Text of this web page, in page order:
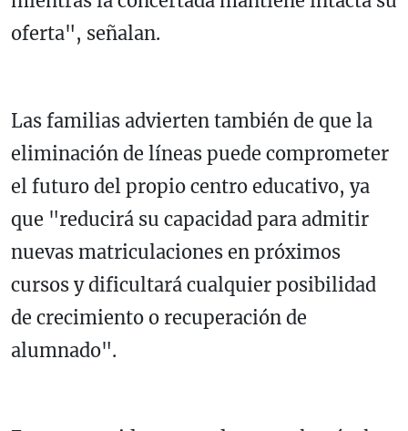
oferta", señalan.
Las familias advierten también de que la
eliminación de líneas puede comprometer
el futuro del propio centro educativo, ya
que "reducirá su capacidad para admitir
nuevas matriculaciones en próximos
cursos y dificultará cualquier posibilidad
de crecimiento o recuperación de
alumnado".